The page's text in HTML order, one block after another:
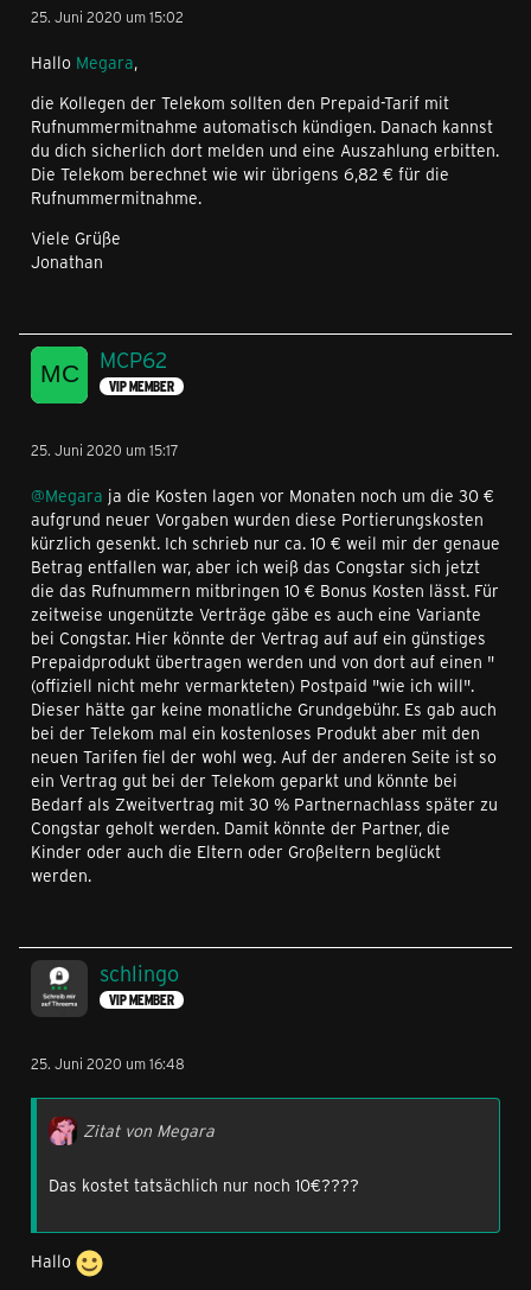
25. Juni 2020 um 15:02
Hallo Megara,
die Kollegen der Telekom sollten den Prepaid-Tarif mit
Rufnummermitnahme automatisch kündigen. Danach kannst
du dich sicherlich dort melden und eine Auszahlung erbitten.
Die Telekom berechnet wie wir übrigens 6,82 € für die
Rufnummermitnahme.
Viele Grüße
Jonathan
MCP62
VIP MEMBER
25. Juni 2020 um 15:17
@Megara ja die Kosten lagen vor Monaten noch um die 30 €
aufgrund neuer Vorgaben wurden diese Portierungskosten
kürzlich gesenkt. Ich schrieb nur ca. 10 € weil mir der genaue
Betrag entfallen war, aber ich weiß das Congstar sich jetzt
die das Rufnummern mitbringen 10 € Bonus Kosten lässt. Für
zeitweise ungenützte Verträge gäbe es auch eine Variante
bei Congstar. Hier könnte der Vertrag auf auf ein günstiges
Prepaidprodukt übertragen werden und von dort auf einen "
(offiziell nicht mehr vermarkteten) Postpaid "wie ich will".
Dieser hätte gar keine monatliche Grundgebühr. Es gab auch
bei der Telekom mal ein kostenloses Produkt aber mit den
neuen Tarifen fiel der wohl weg. Auf der anderen Seite ist so
ein Vertrag gut bei der Telekom geparkt und könnte bei
Bedarf als Zweitvertrag mit 30 % Partnernachlass später zu
Congstar geholt werden. Damit könnte der Partner, die
Kinder oder auch die Eltern oder Großeltern beglückt
werden.
schlingo
VIP MEMBER
25. Juni 2020 um 16:48
Zitat von Megara
Das kostet tatsächlich nur noch 10€????
Hallo